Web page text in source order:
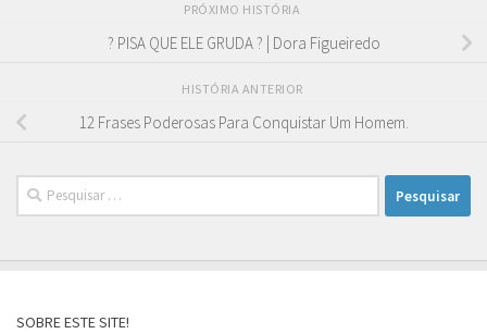
PRÓXIMO HISTÓRIA
? PISA QUE ELE GRUDA ? | Dora Figueiredo
HISTÓRIA ANTERIOR
12 Frases Poderosas Para Conquistar Um Homem.
Pesquisar
por:
SOBRE ESTE SITE!